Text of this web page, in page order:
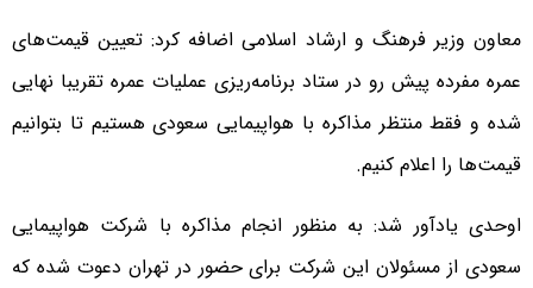
معاون وزیر فرهنگ و ارشاد اسلامی اضافه کرد: تعیین قیمت‌های
عمره مفرده پیش رو در ستاد برنامه‌ریزی عملیات عمره تقریبا نهایی
شده و فقط منتظر مذاکره با هواپیمایی سعودی هستیم تا بتوانیم
قیمت‌ها را اعلام کنیم.
اوحدی یادآور شد: به منظور انجام مذاکره با شرکت هواپیمایی
سعودی از مسئولان این شرکت برای حضور در تهران دعوت شده که